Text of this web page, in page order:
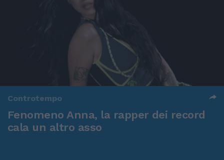
Controtempo
Fenomeno Anna, la rapper dei record
cala un altro asso